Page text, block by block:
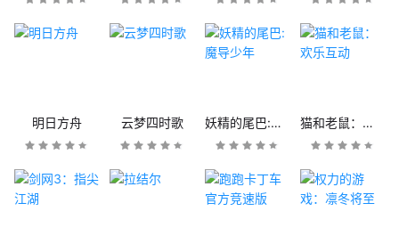
明日方舟 云梦四时歌 妖精的尾巴:魔导少年 猫和老鼠：欢乐互动